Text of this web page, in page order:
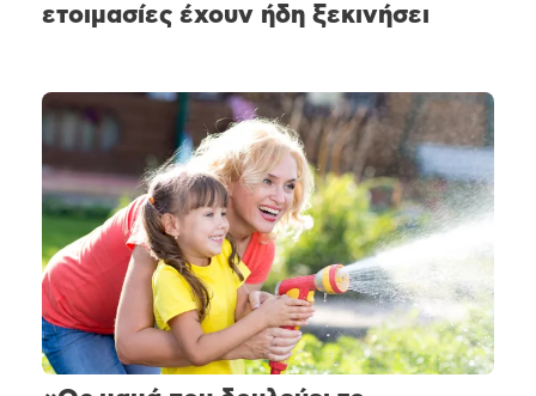
ετοιμασίες έχουν ήδη ξεκινήσει